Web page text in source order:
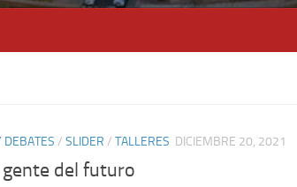
DEBATES / SLIDER / TALLERES DICIEMBRE 20, 2021
gente del futuro